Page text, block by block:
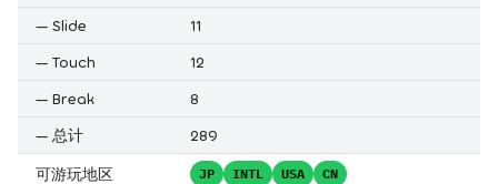
— Slide
11
— Touch
12
— Break
8
— 总计 289
可游玩地区 JP INTL USA CN